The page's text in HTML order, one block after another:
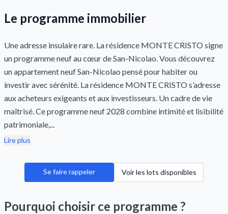
Le programme immobilier
Une adresse insulaire rare. La résidence MONTE CRISTO signe
un programme neuf au cœur de San-Nicolao. Vous découvrez
un appartement neuf San-Nicolao pensé pour habiter ou
investir avec sérénité. La résidence MONTE CRISTO s’adresse
aux acheteurs exigeants et aux investisseurs. Un cadre de vie
maîtrisé. Ce programme neuf 2028 combine intimité et lisibilité
patrimoniale,...
Lire plus
Se faire rappeler Voir les lots disponibles
Pourquoi choisir ce programme ?